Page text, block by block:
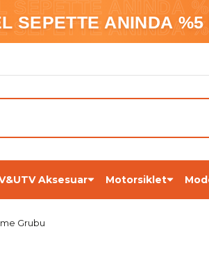
SEPETTE ANINDA
SEPETTE ANINDA
SEPETTE ANINDA %5
Aksesuar Motorsiklet
Grubu